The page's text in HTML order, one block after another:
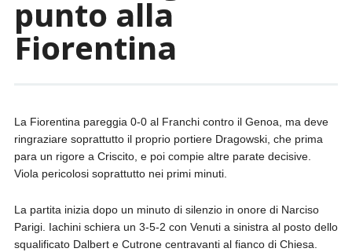
punto alla
Fiorentina
La Fiorentina pareggia 0-0 al Franchi contro il Genoa, ma deve
ringraziare soprattutto il proprio portiere Dragowski, che prima
para un rigore a Criscito, e poi compie altre parate decisive.
Viola pericolosi soprattutto nei primi minuti.
La partita inizia dopo un minuto di silenzio in onore di Narciso
Parigi. Iachini schiera un 3-5-2 con Venuti a sinistra al posto dello
squalificato Dalbert e Cutrone centravanti al fianco di Chiesa.